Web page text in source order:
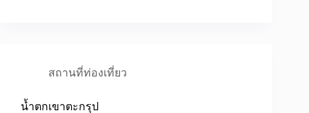
สถานที่ท่องเที่ยว
น้ำตกเขาตะกรุป